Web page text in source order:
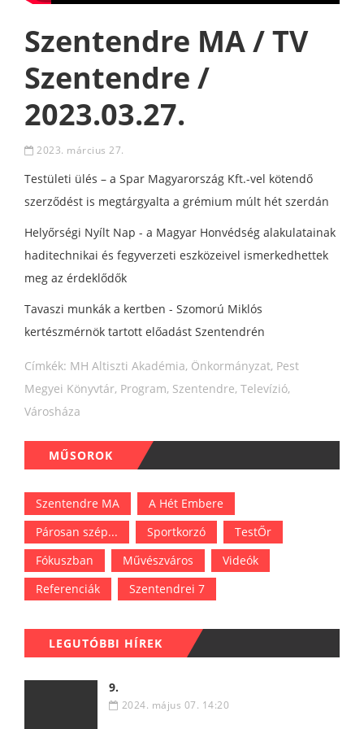
Szentendre MA / TV
Szentendre /
2023.03.27.
2023. március 27.
Testületi ülés – a Spar Magyarország Kft.-vel kötendő
szerződést is megtárgyalta a grémium múlt hét szerdán
Helyőrségi Nyílt Nap - a Magyar Honvédség alakulatainak
haditechnikai és fegyverzeti eszközeivel ismerkedhettek
meg az érdeklődők
Tavaszi munkák a kertben - Szomorú Miklós
kertészmérnök tartott előadást Szentendrén
Címkék: MH Altiszti Akadémia, Önkormányzat, Pest
Megyei Könyvtár, Program, Szentendre, Televízió,
Városháza
MŰSOROK
Szentendre MA
A Hét Embere
Párosan szép...
Sportkorzó
TestŐr
Fókuszban
Művészváros
Videók
Referenciák
Szentendrei 7
LEGUTÓBBI HÍREK
9.
2024. május 07. 14:20